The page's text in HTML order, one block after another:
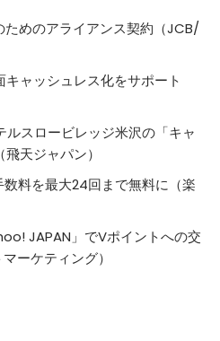
めのアライアンス契約（JCB/
ャッシュレス化をサポート
スロービレッジ米沢の「キャ
天ジャパン）
料を最大24回まで無料に（楽
JAPAN」でVポイントへの交
ーケティング）